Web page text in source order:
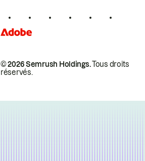
© 2026 Semrush Holdings.Tous droits
réservés.